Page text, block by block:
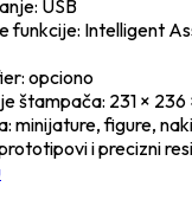
USB
funkcije: Intelligent
opciono
štampača: 231 ×
minijature, figure,
i precizni